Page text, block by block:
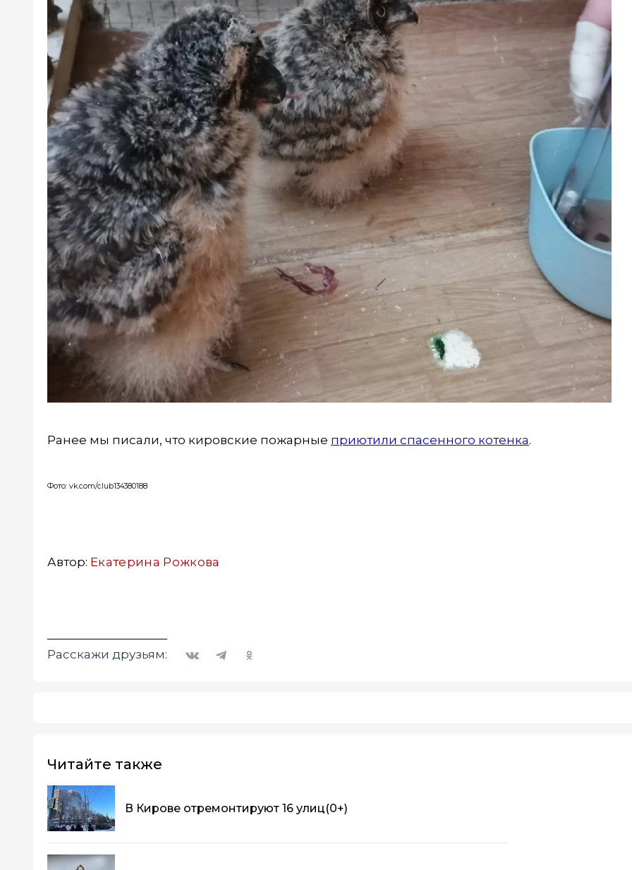
Ранее мы писали, что кировские пожарные приютили спасенного котенка.
Фото: vk.com/club134380188
Автор: Екатерина Рожкова
Расскажи друзьям:
Читайте также
В Кирове отремонтируют 16 улиц(0+)